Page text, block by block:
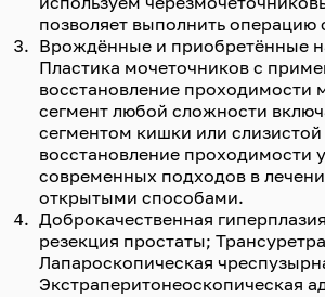
позволяет выполнить операцию
Врождённые и приобретённые
Пластика мочеточников с
восстановление проходимости
сегмент любой сложности
сегментом кишки или
восстановление
современных подходов в
открытыми способами.
Доброкачественная
резекция простаты;
Лапароскопическая
Экстраперитонеоскопическая